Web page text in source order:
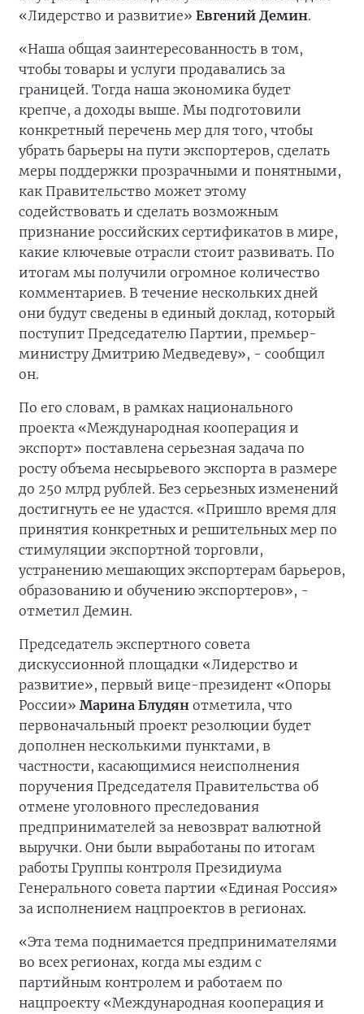
«Лидерство и развитие» Евгений Демин.
«Наша общая заинтересованность в том,
чтобы товары и услуги продавались за
границей. Тогда наша экономика будет
крепче, а доходы выше. Мы подготовили
конкретный перечень мер для того, чтобы
убрать барьеры на пути экспортеров, сделать
меры поддержки прозрачными и понятными,
как Правительство может этому
содействовать и сделать возможным
признание российских сертификатов в мире,
какие ключевые отрасли стоит развивать. По
итогам мы получили огромное количество
комментариев. В течение нескольких дней
они будут сведены в единый доклад, который
поступит Председателю Партии, премьер-
министру Дмитрию Медведеву», - сообщил
он.
По его словам, в рамках национального
проекта «Международная кооперация и
экспорт» поставлена серьезная задача по
росту объема несырьевого экспорта в размере
до 250 млрд рублей. Без серьезных изменений
достигнуть ее не удастся. «Пришло время для
принятия конкретных и решительных мер по
стимуляции экспортной торговли,
устранению мешающих экспортерам барьеров,
образованию и обучению экспортеров», -
отметил Демин.
Председатель экспертного совета
дискуссионной площадки «Лидерство и
развитие», первый вице-президент «Опоры
России» Марина Блудян отметила, что
первоначальный проект резолюции будет
дополнен несколькими пунктами, в
частности, касающимися неисполнения
поручения Председателя Правительства об
отмене уголовного преследования
предпринимателей за невозврат валютной
выручки. Они были выработаны по итогам
работы Группы контроля Президиума
Генерального совета партии «Единая Россия»
за исполнением нацпроектов в регионах.
«Эта тема поднимается предпринимателями
во всех регионах, когда мы ездим с
партийным контролем и работаем по
нацпроекту «Международная кооперация и